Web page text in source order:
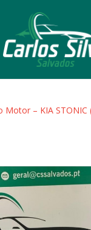
Motor – KIA STONIC